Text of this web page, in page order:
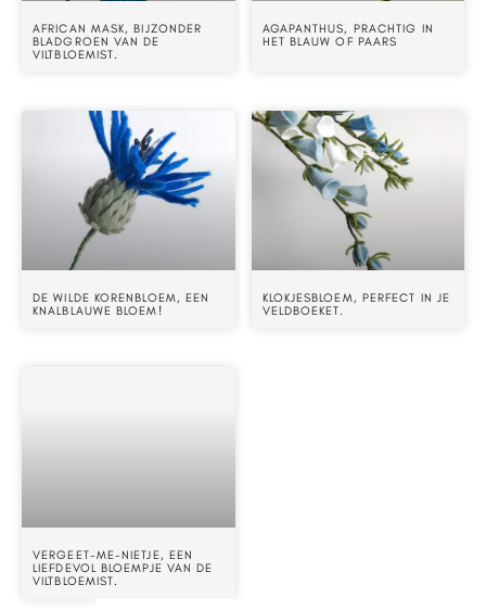
AFRICAN MASK, BIJZONDER
BLADGROEN VAN DE
VILTBLOEMIST.
AGAPANTHUS, PRACHTIG IN
HET BLAUW OF PAARS
DE WILDE KORENBLOEM, EEN
KNALBLAUWE BLOEM!
KLOKJESBLOEM, PERFECT IN JE
VELDBOEKET.
VERGEET-ME-NIETJE, EEN
LIEFDEVOL BLOEMPJE VAN DE
VILTBLOEMIST.